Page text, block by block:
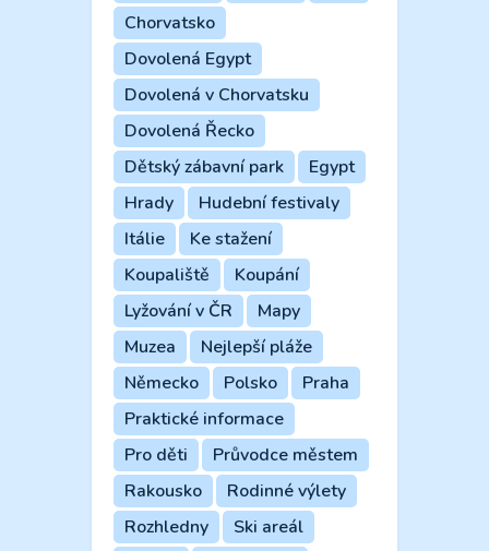
Chorvatsko
Dovolená Egypt
Dovolená v Chorvatsku
Dovolená Řecko
Dětský zábavní park
Egypt
Hrady
Hudební festivaly
Itálie
Ke stažení
Koupaliště
Koupání
Lyžování v ČR
Mapy
Muzea
Nejlepší pláže
Německo
Polsko
Praha
Praktické informace
Pro děti
Průvodce městem
Rakousko
Rodinné výlety
Rozhledny
Ski areál